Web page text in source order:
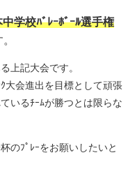
学校ﾊﾞﾚｰﾎﾞｰﾙ選手権
上記大会です。
大会進出を目標として頑張
いるﾁｰﾑが勝つとは限らな
のﾌﾟﾚｰをお願いしたいと